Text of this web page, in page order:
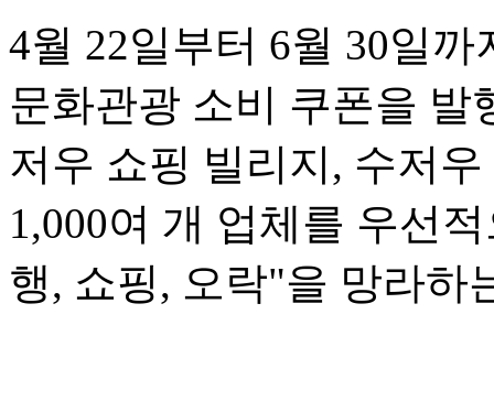
4월 22일부터 6월 30일
문화관광 소비 쿠폰을 발
저우 쇼핑 빌리지, 수저
1,000여 개 업체를 우선
행, 쇼핑, 오락"을 망라하